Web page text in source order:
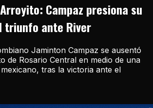
Campaz presiona su
triunfo ante River
Jaminton Campaz se ausentó
de Rosario Central en medio de una
tras la victoria ante el